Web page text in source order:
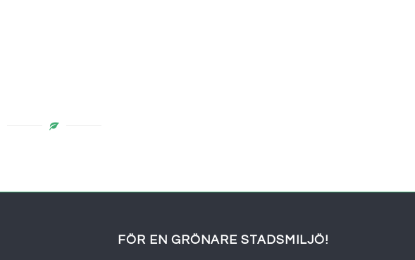
FÖR EN GRÖNARE STADSMILJÖ!